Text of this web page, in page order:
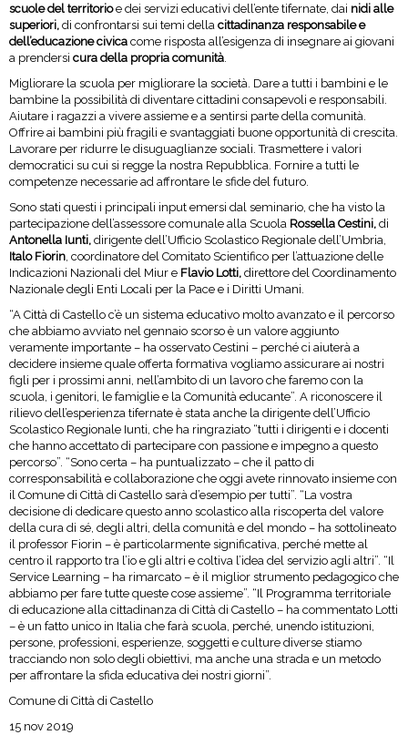
scuole del territorioe dei servizi educativi dell’ente tifernate, dai nidi alle
superiori, di confrontarsi sui temi della cittadinanza responsabile e
dell’educazione civica come risposta all’esigenza di insegnare ai giovani
a prendersi cura della propria comunità
Migliorare la scuola per migliorare la società. Dare a tutti i bambini e le
bambine la possibilità di diventare cittadini consapevoli e responsabili.
Aiutare i ragazzi a vivere assieme e a sentirsi parte della comunità.
Offrire ai bambini più fragili e svantaggiati buone opportunità di crescita.
Lavorare per ridurre le disuguaglianze sociali. Trasmettere i valori
democratici su cui si regge la nostra Repubblica. Fornire a tutti le
competenze necessarie ad affrontare le sfide del futuro.
Sono stati questi i principali input emersi dal seminario, che ha visto la
partecipazione dell’assessore comunale alla Scuola Rossella Cestini, di
Antonella Iunti, dirigente dell’Ufficio Scolastico Regionale dell’Umbria,
Italo Fiorin , coordinatore del Comitato Scientifico per l’attuazione delle
Indicazioni Nazionali del Miur e Flavio Lotti, direttore del Coordinamento
Nazionale degli Enti Locali per la Pace e i Diritti Umani.
“A Città di Castello c’è un sistema educativo molto avanzato e il percorso
che abbiamo avviato nel gennaio scorso è un valore aggiunto
veramente importante – ha osservato Cestini – perché ci aiuterà a
decidere insieme quale offerta formativa vogliamo assicurare ai nostri
figli per i prossimi anni, nell’ambito di un lavoro che faremo con la
scuola, i genitori, le famiglie e la Comunità educante”. A riconoscere il
rilievo dell’esperienza tifernate è stata anche la dirigente dell’Ufficio
Scolastico Regionale Iunti, che ha ringraziato “tutti i dirigenti e i docenti
che hanno accettato di partecipare con passione e impegno a questo
percorso”. “Sono certa – ha puntualizzato – che il patto di
corresponsabilità e collaborazione che oggi avete rinnovato insieme con
il Comune di Città di Castello sarà d’esempio per tutti”. “La vostra
decisione di dedicare questo anno scolastico alla riscoperta del valore
della cura di sé, degli altri, della comunità e del mondo – ha sottolineato
il professor Fiorin – è particolarmente significativa, perché mette al
centro il rapporto tra l’io e gli altri e coltiva l’idea del servizio agli altri”. “Il
Service Learning – ha rimarcato – è il miglior strumento pedagogico che
abbiamo per fare tutte queste cose assieme”. “Il Programma territoriale
di educazione alla cittadinanza di Città di Castello – ha commentato Lotti
– è un fatto unico in Italia che farà scuola, perché, unendo istituzioni,
persone, professioni, esperienze, soggetti e culture diverse stiamo
tracciando non solo degli obiettivi, ma anche una strada e un metodo
per affrontare la sfida educativa dei nostri giorni”.
Comune di Città di Castello
15 nov 2019